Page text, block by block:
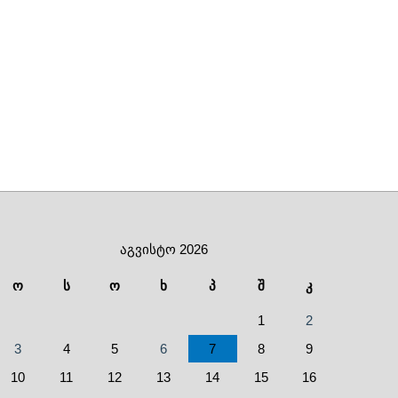
აგვისტო 2026
ო ს ო ხ პ შ კ
1
2
3
4 5 6 7 8
9
10
11 12 13 14 15 16